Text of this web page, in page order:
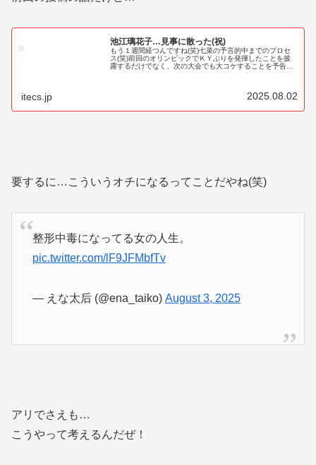
池江璃花子…見事に散った(祝)
もう１週間経つんですね(笑)七菜の予言的中までのプロセ
ス(笑)前回のオリンピックでＫＹぶりを発揮したことを披
露するだけでなく、次の大会でも大コケすることを予告さ
itecs.jp 2025.08.02
要するに…こういうオチになるってことだやね(笑)
整形中毒になってる女の人生。
pic.twitter.com/lF9JFMbfTv
— えな太后 (@ena_taiko) August 3, 2025
アリでさえも…
こうやって考えるんだぜ！